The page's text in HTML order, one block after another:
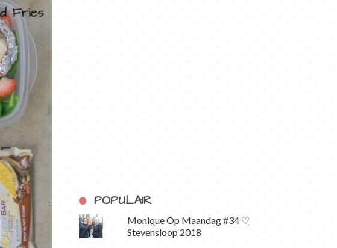
POPULAIR
Monique Op Maandag #34 ♡
Stevensloop 2018